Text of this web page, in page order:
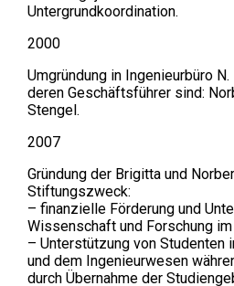
Untergrundkoordination.
2000
Umgründung in Ingenieurbüro N.
deren Geschäftsführer sind:
Stengel.
2007
Gründung der Brigitta und
Stiftungszweck:
– finanzielle Förderung und
Wissenschaft und Forschung
– Unterstützung von Studenten
und dem Ingenieurwesen
durch Übernahme der